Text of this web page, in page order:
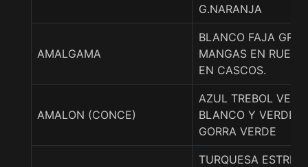
G.NARANJA
AMALGAMA
BLANCO FAJA
MANGAS EN
EN CASCOS.
AMALON (CONCE)
AZUL TREBOL
BLANCO Y VERDE
GORRA VERDE
TURQUESA